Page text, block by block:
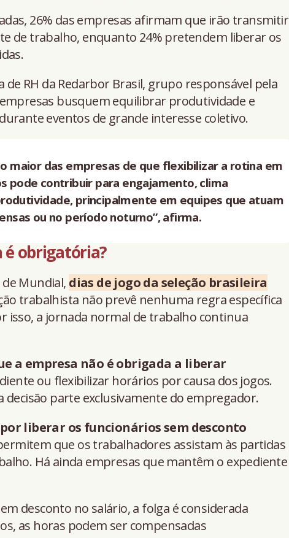
26% das empresas afirmam que irão transmitir
de trabalho, enquanto 24% pretendem liberar os
de RH da Redarbor Brasil, grupo responsável pela
busquem equilibrar produtividade e
eventos de grande interesse coletivo.
maior das empresas de que flexibilizar a rotina em
pode contribuir para engajamento, clima
principalmente em equipes que atuam
ou no período noturno”, afirma.
é obrigatória?
Mundial, dias de jogo da seleção brasileira
trabalhista não prevê nenhuma regra específica
isso, a jornada normal de trabalho continua
a empresa não é obrigada a liberar
ou flexibilizar horários por causa dos jogos.
decisão parte exclusivamente do empregador.
liberar os funcionários sem desconto
que os trabalhadores assistam às partidas
Há ainda empresas que mantêm o expediente
desconto no salário, a folga é considerada
as horas podem ser compensadas